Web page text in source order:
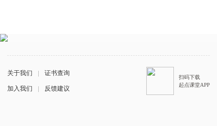
关于我们 | 证书查询
加入我们 | 反馈建议
扫码下载
起点课堂APP